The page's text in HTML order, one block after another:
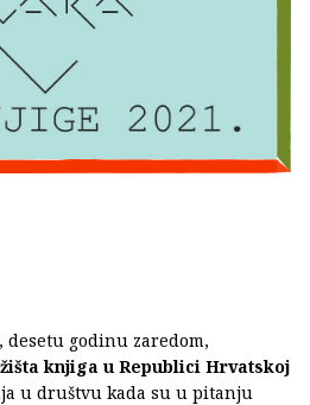
godinu zaredom,
knjiga u Republici Hrvatskoj
u društvu kada su u pitanju